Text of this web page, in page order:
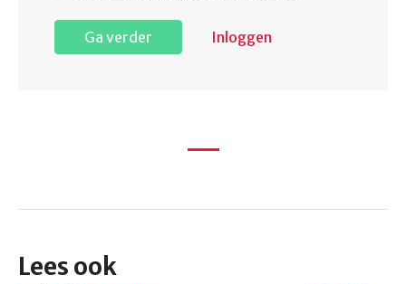
Ga verder Inloggen
Lees ook